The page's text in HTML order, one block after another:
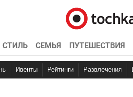
СТИЛЬ СЕМЬЯ ПУТЕШЕСТВИЯ
Ивенты Рейтинги Развлечения